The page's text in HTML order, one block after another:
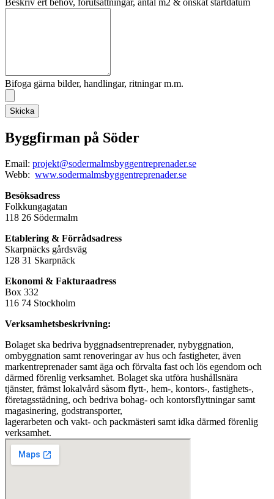
Beskriv ert behov, förutsättningar, antal m2 & önskat startdatum
Bifoga gärna bilder, handlingar, ritningar m.m.
Skicka
Byggfirman på Söder
Email: projekt@sodermalmsbyggentreprenader.se
Webb: www.sodermalmsbyggentreprenader.se
Besöksadress
Folkkungagatan
118 26 Södermalm
Etablering & Förrådsadress
Skarpnäcks gårdsväg
128 31 Skarpnäck
Ekonomi & Fakturaadress
Box 332
116 74 Stockholm
Verksamhetsbeskrivning:
Bolaget ska bedriva byggnadsentreprenader, nybyggnation,
ombyggnation samt renoveringar av hus och fastigheter, även
markentreprenader samt äga och förvalta fast och lös egendom och
därmed förenlig verksamhet. Bolaget ska utföra hushållsnära
tjänster, främst lokalvård såsom flytt-, hem-, kontors-, fastighets-,
företagsstädning, och bedriva bohag- och kontorsflyttningar samt
magasinering, godstransporter,
lagerarbeten och vakt- och packmästeri samt idka därmed förenlig
verksamhet.